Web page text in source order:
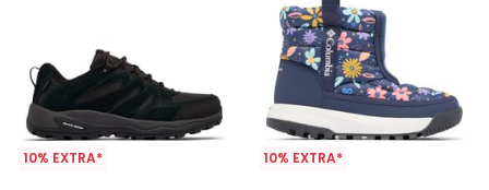
10% EXTRA* 10% EXTRA*